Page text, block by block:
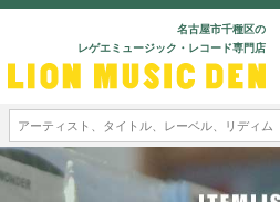
名古屋市千種区の
レゲエミュージック・レコード専門店